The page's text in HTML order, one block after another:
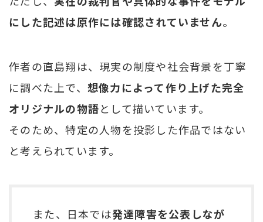
にした記述は原作には確認されていません。
作者の直島翔は、現実の制度や社会背景を丁寧
に調べた上で、 想像力によって作り上げた完全
オリジナルの物語として描いています。
そのため、特定の人物を投影した作品ではない
と考えられています。
また、日本では発達障害を公表しなが